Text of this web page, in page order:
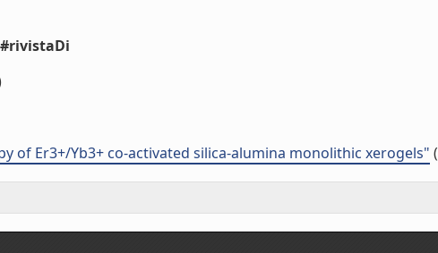
of Er3+/Yb3+ co-activated silica-alumina monolithic xerogels"